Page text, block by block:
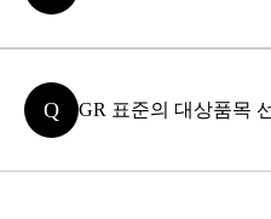
Q GR 표준의 대상품목